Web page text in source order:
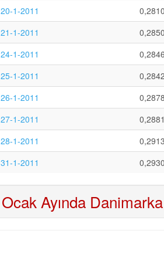
20-1-2011
21-1-2011
24-1-2011
25-1-2011
26-1-2011
27-1-2011
28-1-2011
31-1-2011
Ocak Ayında